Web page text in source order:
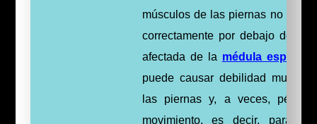
músculos de las piernas no
correctamente por debajo de la
afectada de la médula espinal
puede causar debilidad
las piernas y, a veces,
movimiento, es decir,